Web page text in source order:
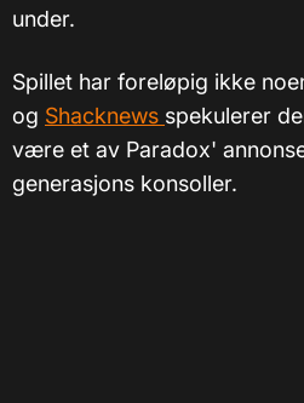
under.
Spillet har foreløpig ikke
og Shacknews spekulerer
være et av Paradox'
generasjons konsoller.